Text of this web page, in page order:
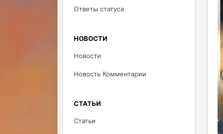
Ответы статуса
НОВОСТИ
Новости
Новость Комментарии
СТАТЬИ
Статьи